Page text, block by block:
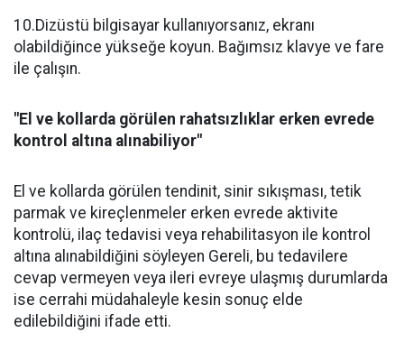
10.Dizüstü bilgisayar kullanıyorsanız, ekranı
olabildiğince yükseğe koyun. Bağımsız klavye ve fare
ile çalışın.
"El ve kollarda görülen rahatsızlıklar erken evrede
kontrol altına alınabiliyor"
El ve kollarda görülen tendinit, sinir sıkışması, tetik
parmak ve kireçlenmeler erken evrede aktivite
kontrolü, ilaç tedavisi veya rehabilitasyon ile kontrol
altına alınabildiğini söyleyen Gereli, bu tedavilere
cevap vermeyen veya ileri evreye ulaşmış durumlarda
ise cerrahi müdahaleyle kesin sonuç elde
edilebildiğini ifade etti.